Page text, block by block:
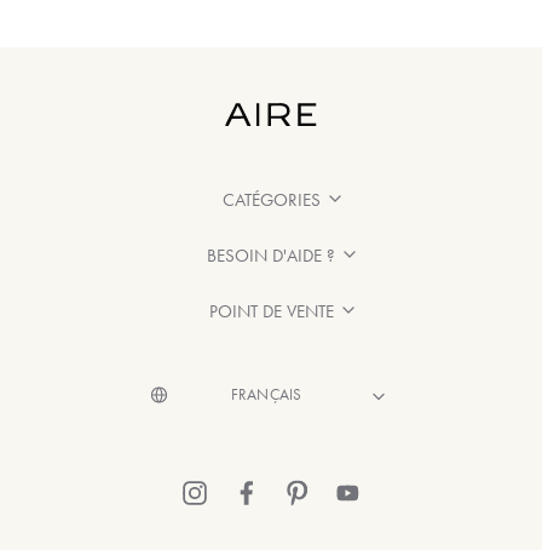
CATÉGORIES
BESOIN D'AIDE ?
POINT DE VENTE